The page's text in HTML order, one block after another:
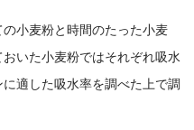
小麦粉と時間のたった小麦
いた小麦粉ではそれぞれ吸水
適した吸水率を調べた上で調